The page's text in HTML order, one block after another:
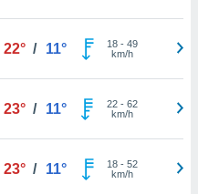
22° / 11° 18- 49
km/h
23° / 11° 22- 62
km/h
23° / 11° 18- 52
km/h